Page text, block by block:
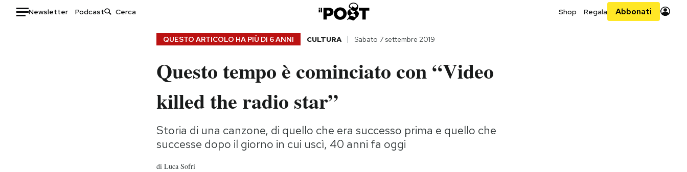
Newsletter Podcast Shop Regala Abbonati
Storie/Idee
Ok Boomer!
QUESTO ARTICOLO HA PIÙ DI 6 ANNI CULTURA Sabato 7 settembre 2019
Questo tempo è cominciato con “Video
killed the radio star”
Storia di una canzone, di quello che era successo prima e quello che
successe dopo il giorno in cui uscì, 40 anni fa oggi
di Luca Sofri